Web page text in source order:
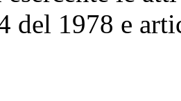
del 1978 e